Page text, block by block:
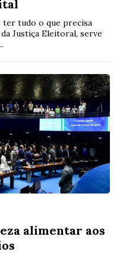
ter tudo o que precisa
Justiça Eleitoral, serve
alimentar aos